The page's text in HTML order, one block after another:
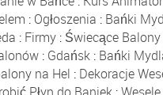
: Ogłoszenia : Bańki
: Firmy: Świecące Balony
: Gdańsk: Bańki
na Hel : Dekoracje